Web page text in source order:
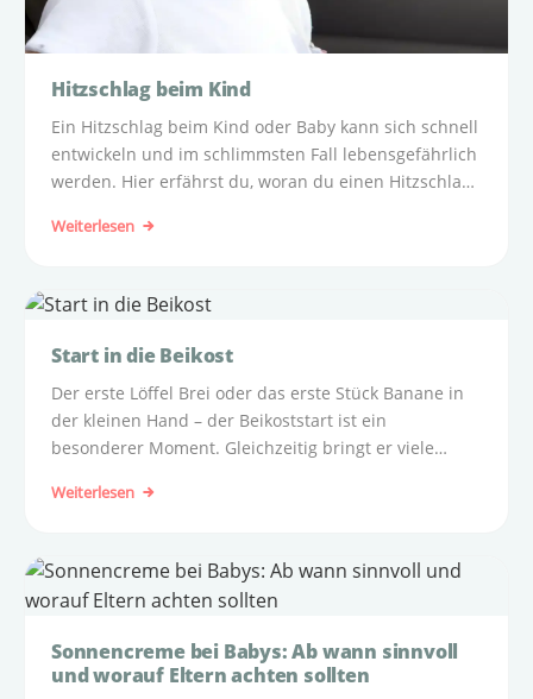
Hitzschlag beim Kind
Ein Hitzschlag beim Kind oder Baby kann sich schnell
entwickeln und im schlimmsten Fall lebensgefährlich
werden. Hier erfährst du, woran du einen Hitzschlag
Auto im Sommer niemals unterschätzt werden darf.
Weiterlesen
Start in die Beikost
Der erste Löffel Brei oder das erste Stück Banane in
der kleinen Hand – der Beikoststart ist ein
besonderer Moment. Gleichzeitig bringt er viele
mit Brei starten? Ist Baby Led Weaning sicher?
Weiterlesen
Sonnencreme bei Babys: Ab wann sinnvoll
und worauf Eltern achten sollten